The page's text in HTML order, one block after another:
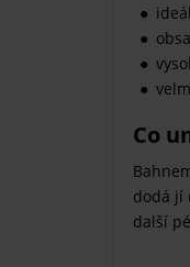
Co
dodá jí
další